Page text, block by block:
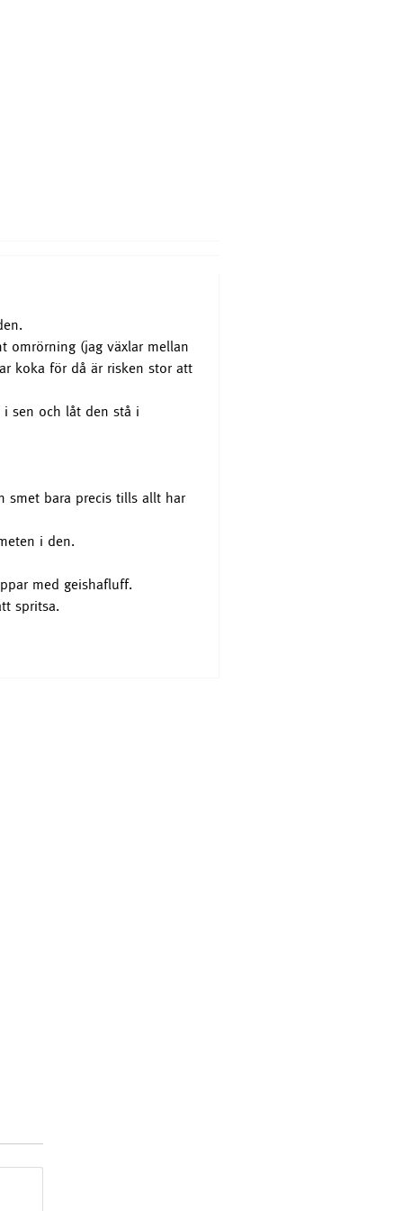
omrörning (jag växlar mellan
koka för då är risken stor att
sen och låt den stå i
smet bara precis tills allt har
i den.
med geishafluff.
spritsa.